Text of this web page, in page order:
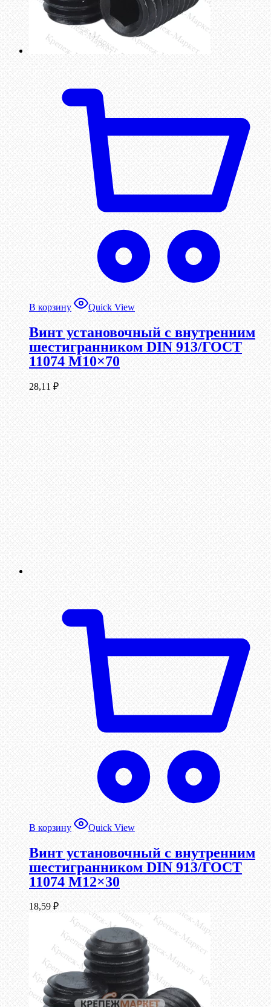
В корзину Quick View
Винт установочный с внутренним
шестигранником DIN 913/ГОСТ
11074 М10×70
28,11 ₽
В корзину Quick View
Винт установочный с внутренним
шестигранником DIN 913/ГОСТ
11074 М12×30
18,59 ₽